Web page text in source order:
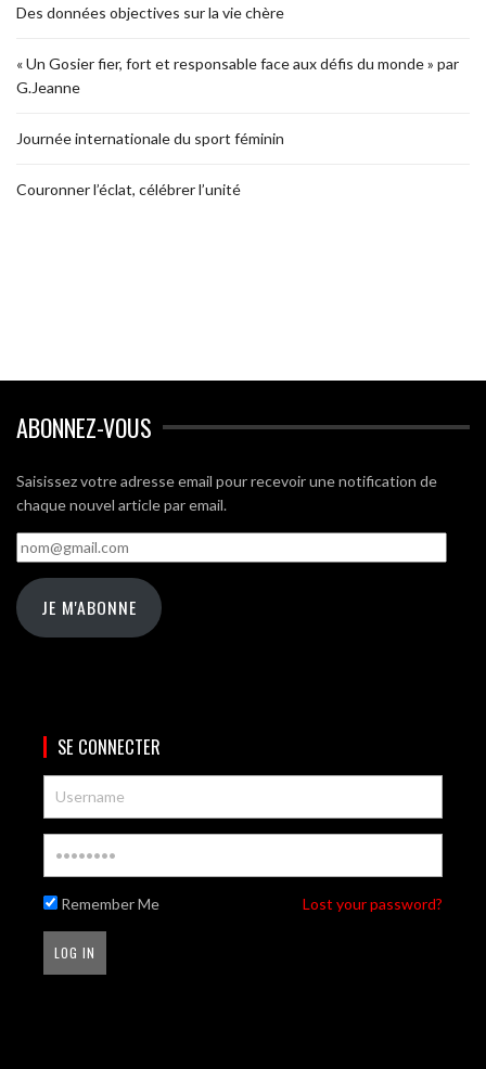
Des données objectives sur la vie chère
« Un Gosier fier, fort et responsable face aux défis du monde » par
G.Jeanne
Journée internationale du sport féminin
Couronner l’éclat, célébrer l’unité
ABONNEZ-VOUS
Saisissez votre adresse email pour recevoir une notification de
chaque nouvel article par email.
nom@gmail.com
JE M'ABONNE
SE CONNECTER
Remember Me Lost your password?